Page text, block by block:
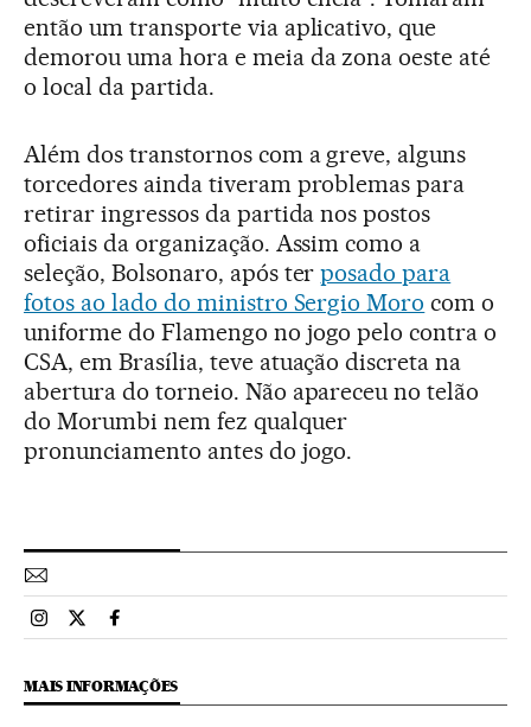
então um transporte via aplicativo, que
demorou uma hora e meia da zona oeste até
o local da partida.
Além dos transtornos com a greve, alguns
torcedores ainda tiveram problemas para
retirar ingressos da partida nos postos
oficiais da organização. Assim como a
seleção, Bolsonaro, após terposado para
fotos ao lado do ministro Sergio Moro com o
uniforme do Flamengo no jogo pelo contra o
CSA, em Brasília, teve atuação discreta na
abertura do torneio. Não apareceu no telão
do Morumbi nem fez qualquer
pronunciamento antes do jogo.
Esportes El País Brasil en Instagram
Esportes El País Brasil en Twitter
Esportes El País Brasil en Facebook
MAIS INFORMAÇÕES